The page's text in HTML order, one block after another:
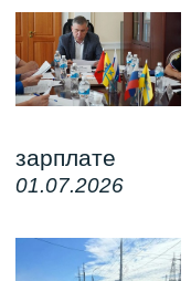
зарплате
01.07.2026